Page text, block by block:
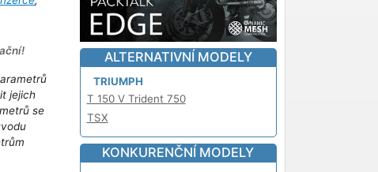
jejich
se
ALTERNATIVNÍ MODELY
TRIUMPH
T 150 V Trident 750
TSX
KONKURENČNÍ MODELY